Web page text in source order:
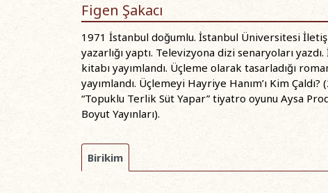
Figen Şakacı
1971 İstanbul doğumlu. İstanbul Üniversitesi
yazarlığı yaptı. Televizyona dizi senaryoları
kitabı yayımlandı. Üçleme olarak tasarladığı
yayımlandı. Üçlemeyi Hayriye Hanım’ı Kim
“Topuklu Terlik Süt Yapar” tiyatro oyunu Aysa
Boyut Yayınları).
Birikim